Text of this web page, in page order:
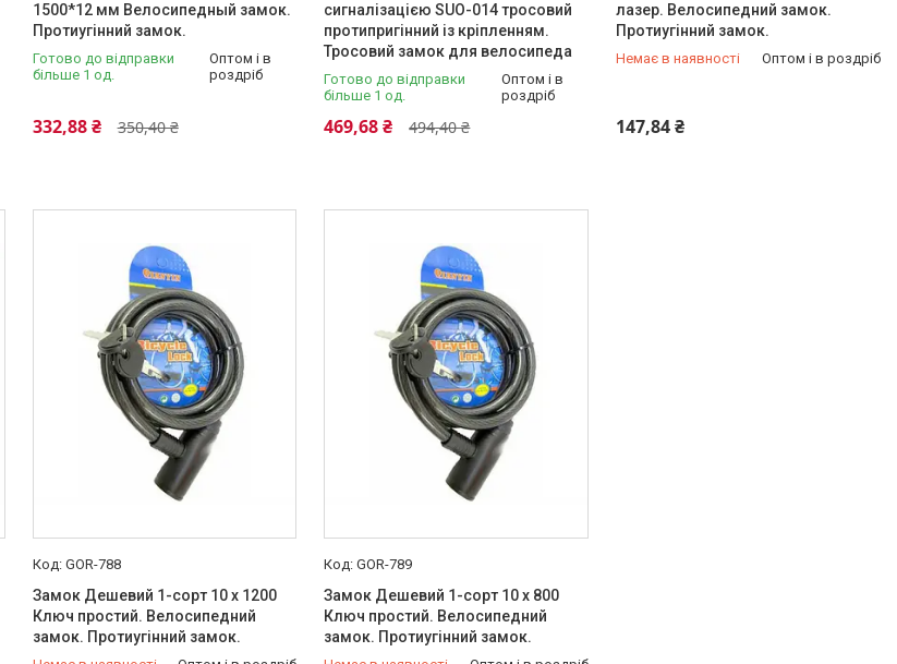
1500*12 мм Велосипедный замок.
Протиугінний замок.
Готово до відправки
більше 1 од.
Оптом і в
роздріб
350,40 ₴
332,88 ₴
сигналізацією SUO-014 тросовий
протипригінний із кріпленням.
Тросовий замок для велосипеда
Готово до відправки
більше 1 од.
Оптом і в
роздріб
494,40 ₴
469,68 ₴
лазер. Велосипедний замок.
Протиугінний замок.
Немає в наявності Оптом і в роздріб
147,84 ₴
+380 (96) 246-24-66
GOR-788
Замок Дешевий 1-сорт 10 х 1200
Ключ простий. Велосипедний
замок. Протиугінний замок.
GOR-789
Замок Дешевий 1-сорт 10 х 800
Ключ простий. Велосипедний
замок. Протиугінний замок.